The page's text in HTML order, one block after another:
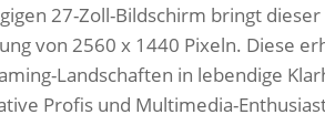
27-Zoll-Bildschirm bringt
von 2560 x 1440 Pixeln. Diese
Landschaften in lebendige
Profis und Multimedia-